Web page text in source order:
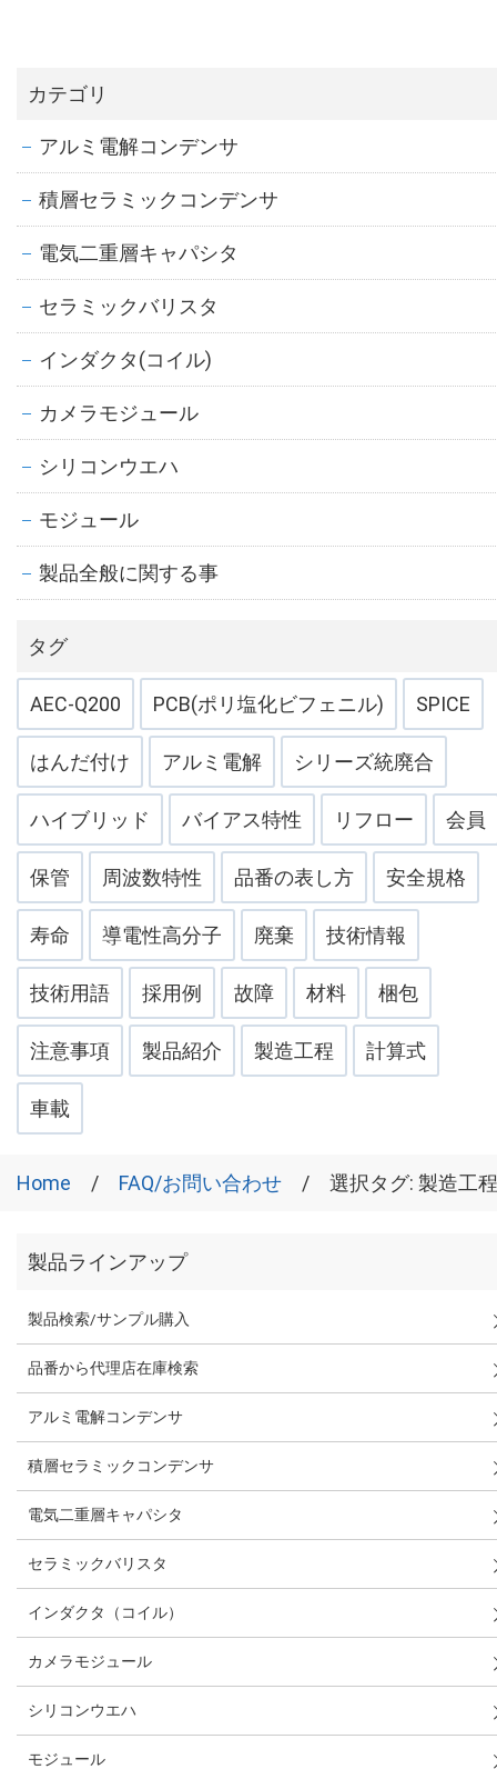
カテゴリ
アルミ電解コンデンサ
積層セラミックコンデンサ
電気二重層キャパシタ
セラミックバリスタ
インダクタ(コイル)
カメラモジュール
シリコンウエハ
モジュール
製品全般に関する事
タグ
AEC-Q200 PCB(ポリ塩化ビフェニル) SPICE
はんだ付け アルミ電解 シリーズ統廃合
ハイブリッド バイアス特性 リフロー 会員
保管 周波数特性 品番の表し方 安全規格
寿命 導電性高分子 廃棄 技術情報
技術用語 採用例 故障 材料 梱包
注意事項 製品紹介 製造工程 計算式
車載
Home FAQ/お問い合わせ 選択タグ: 製造工程
製品ラインアップ
製品検索/サンプル購入
品番から代理店在庫検索
アルミ電解コンデンサ
積層セラミックコンデンサ
電気二重層キャパシタ
セラミックバリスタ
インダクタ（コイル）
カメラモジュール
シリコンウエハ
モジュール